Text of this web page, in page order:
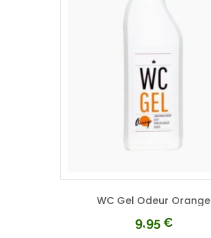
WC Gel Odeur Orange
9,95€